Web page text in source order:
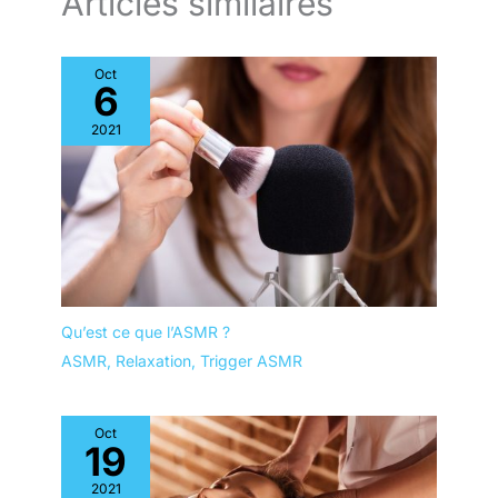
séances de massage, de
À VOTRE SERVICE : Emportez
votre pratique où vous le
souhaitez avec notre table
pliante massage, équipée d'une
fonction de transport pratique.
Que vous soyez un
professionnel itinérant en
massage, tatouage, ou
esthétique, cette table légère
avec sa housse de transport
vous permet de proposer vos
services de manière
professionnelle partout où vous
allez.
Oct
6
2021
Qu’est ce que l’ASMR ?
ASMR, Relaxation, Trigger ASMR
Oct
19
2021